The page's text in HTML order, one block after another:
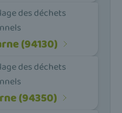
des déchets
(94130)
des déchets
(94350)